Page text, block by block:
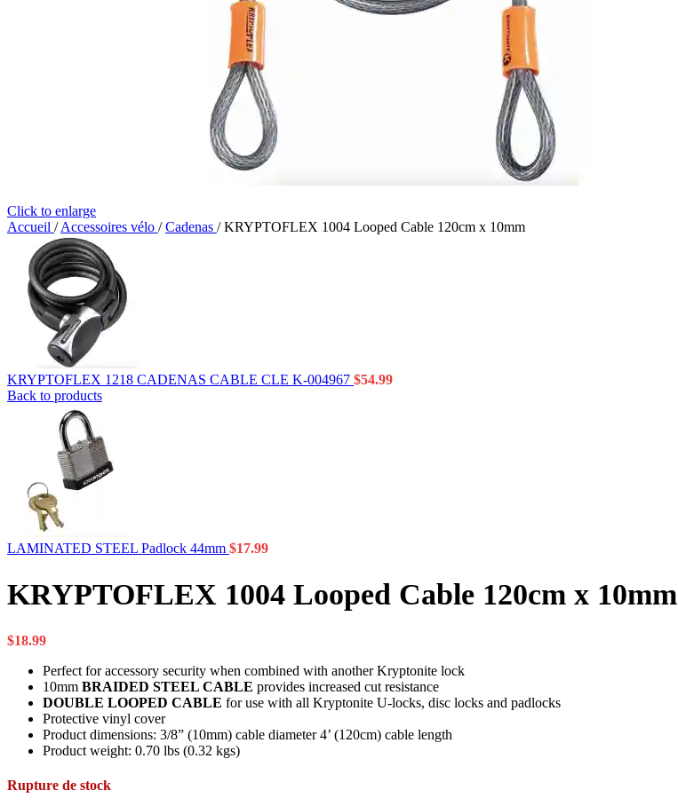
Click to enlarge
Accueil / Accessoires vélo / Cadenas / KRYPTOFLEX 1004 Looped Cable 120cm x 10mm
KRYPTOFLEX 1218 CADENAS CABLE CLE K-004967 $54.99
Back to products
LAMINATED STEEL Padlock 44mm $17.99
KRYPTOFLEX 1004 Looped Cable 120cm x 10mm
$18.99
Perfect for accessory security when combined with another Kryptonite lock
10mm BRAIDED STEEL CABLE provides increased cut resistance
DOUBLE LOOPED CABLE for use with all Kryptonite U-locks, disc locks and padlocks
Protective vinyl cover
Product dimensions: 3/8” (10mm) cable diameter 4’ (120cm) cable length
Product weight: 0.70 lbs (0.32 kgs)
Rupture de stock